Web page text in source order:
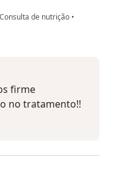
Consulta de nutrição •
firme
no tratamento!!